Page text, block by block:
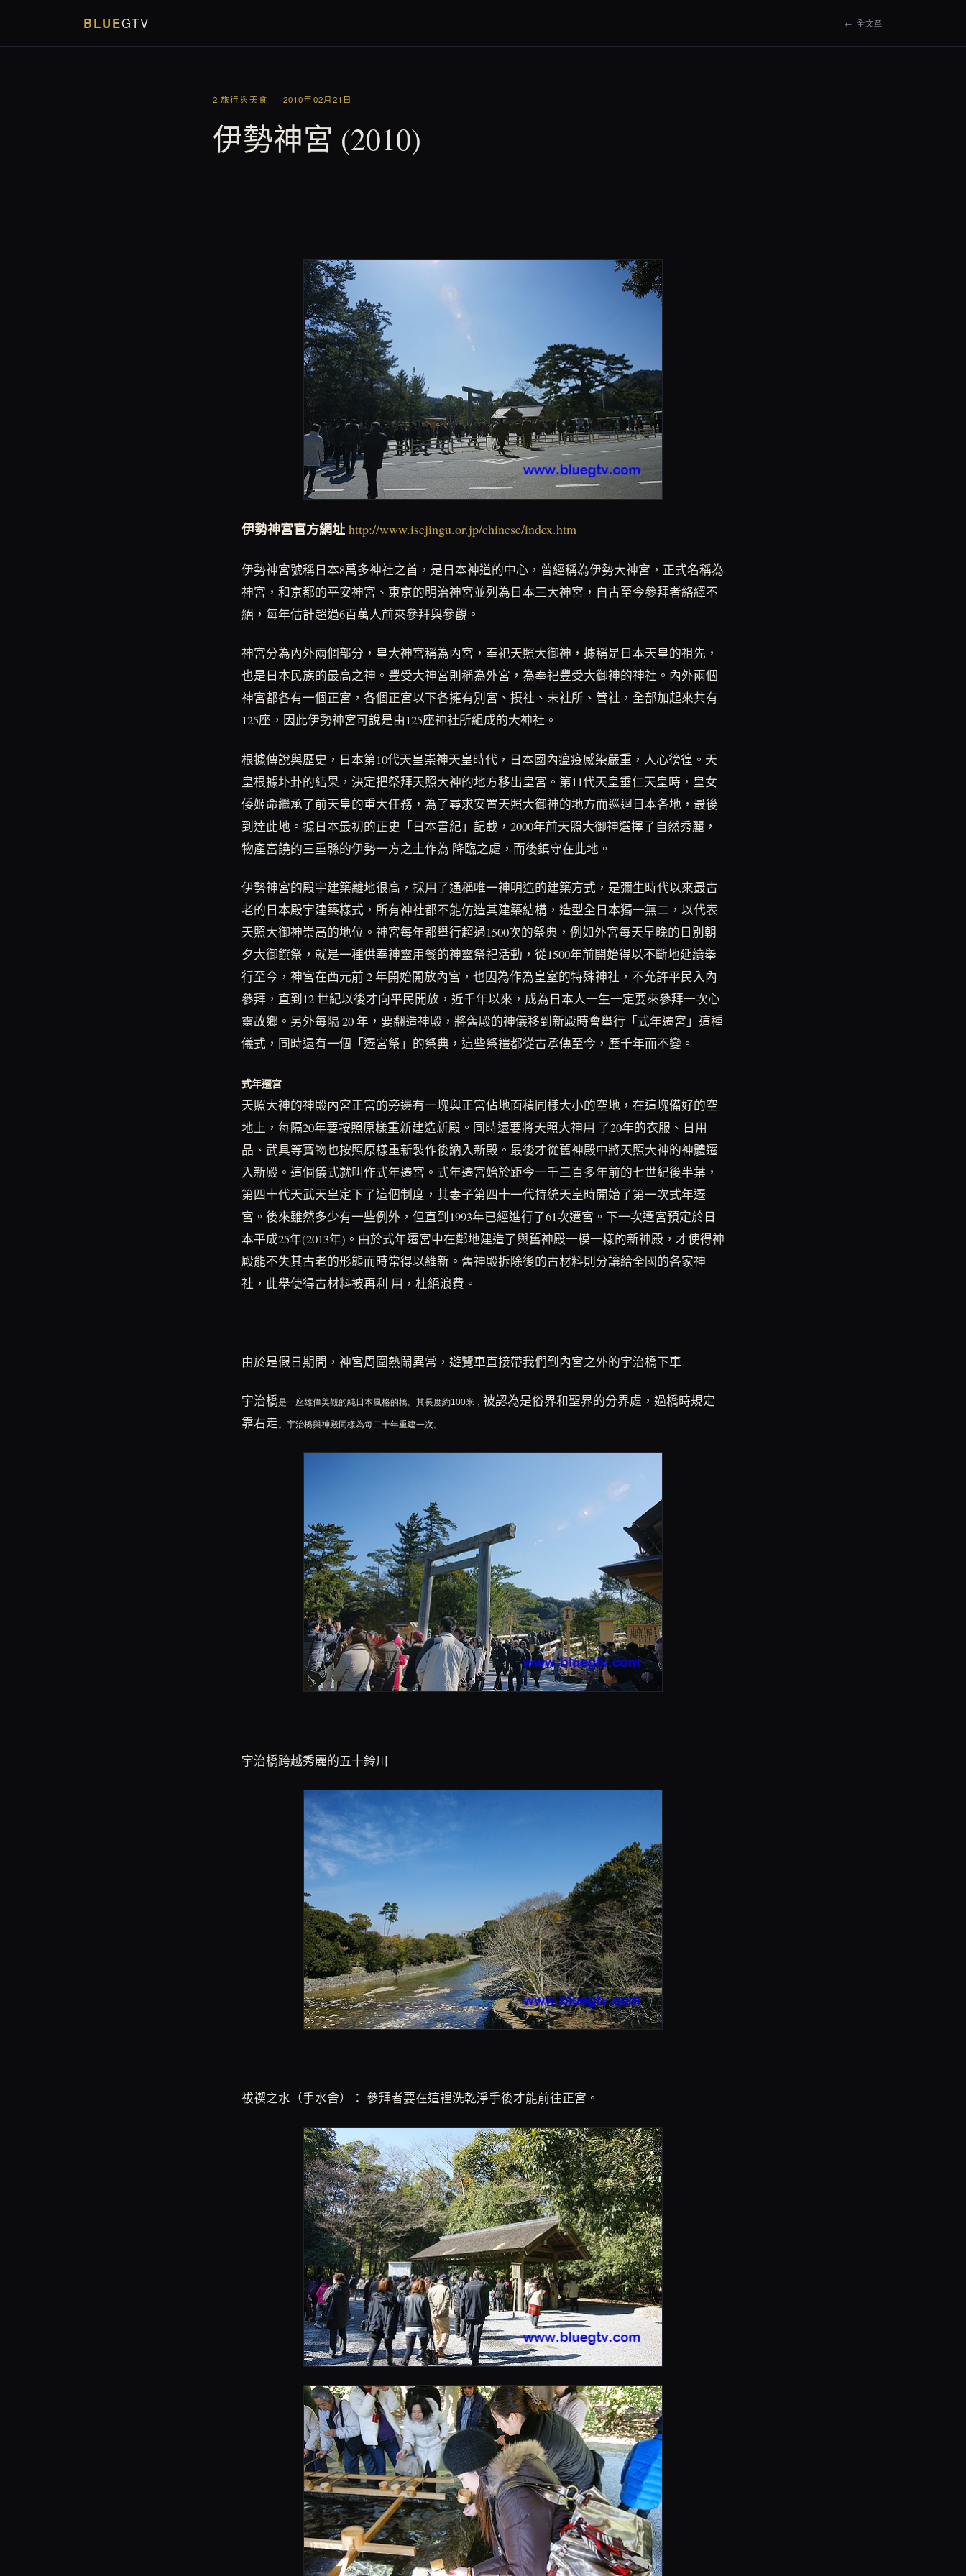
BLUEGTV ← 全文章
2 旅行與美食 · 2010年02月21日
伊勢神宮 (2010)
伊勢神宮官方網址 http://www.isejingu.or.jp/chinese/index.htm
伊勢神宮號稱日本8萬多神社之首，是日本神道的中心，曾經稱為伊勢大神宮，正式名稱為
神宮，和京都的平安神宮、東京的明治神宮並列為日本三大神宮，自古至今參拜者絡繹不
絕，每年估計超過6百萬人前來參拜與參觀。
神宮分為內外兩個部分，皇大神宮稱為內宮，奉祀天照大御神，據稱是日本天皇的祖先，
也是日本民族的最高之神。豐受大神宮則稱為外宮，為奉祀豐受大御神的神社。內外兩個
神宮都各有一個正宮，各個正宮以下各擁有別宮、摂社、末社所、管社，全部加起來共有
125座，因此伊勢神宮可說是由125座神社所組成的大神社。
根據傳說與歷史，日本第10代天皇崇神天皇時代，日本國內瘟疫感染嚴重，人心徬徨。天
皇根據圤卦的結果，決定把祭拜天照大神的地方移出皇宮。第11代天皇垂仁天皇時，皇女
倭姬命繼承了前天皇的重大任務，為了尋求安置天照大御神的地方而巡迴日本各地，最後
到達此地。據日本最初的正史「日本書紀」記載，2000年前天照大御神選擇了自然秀麗，
物產富饒的三重縣的伊勢一方之土作為 降臨之處，而後鎮守在此地。
伊勢神宮的殿宇建築離地很高，採用了通稱唯一神明造的建築方式，是彌生時代以來最古
老的日本殿宇建築樣式，所有神社都不能仿造其建築結構，造型全日本獨一無二，以代表
天照大御神崇高的地位。神宮每年都舉行超過1500次的祭典，例如外宮每天早晚的日別朝
夕大御饌祭，就是一種供奉神靈用餐的神靈祭祀活動，從1500年前開始得以不斷地延續舉
行至今，神宮在西元前 2 年開始開放內宮，也因為作為皇室的特殊神社，不允許平民入內
參拜，直到12 世紀以後才向平民開放，近千年以來，成為日本人一生一定要來參拜一次心
靈故鄉。另外每隔 20 年，要翻造神殿，將舊殿的神儀移到新殿時會舉行「式年遷宮」這種
儀式，同時還有一個「遷宮祭」的祭典，這些祭禮都從古承傳至今，歷千年而不變。
式年遷宮
天照大神的神殿內宮正宮的旁邊有一塊與正宮佔地面積同樣大小的空地，在這塊備好的空
地上，每隔20年要按照原樣重新建造新殿。同時還要將天照大神用 了20年的衣服、日用
品、武具等寶物也按照原樣重新製作後納入新殿。最後才從舊神殿中將天照大神的神體遷
入新殿。這個儀式就叫作式年遷宮。式年遷宮始於距今一千三百多年前的七世紀後半葉，
第四十代天武天皇定下了這個制度，其妻子第四十一代持統天皇時開始了第一次式年遷
宮。後來雖然多少有一些例外，但直到1993年已經進行了61次遷宮。下一次遷宮預定於日
本平成25年(2013年)。由於式年遷宮中在鄰地建造了與舊神殿一模一樣的新神殿，才使得神
殿能不失其古老的形態而時常得以維新。舊神殿拆除後的古材料則分讓給全國的各家神
社，此舉使得古材料被再利 用，杜絕浪費。
由於是假日期間，神宮周圍熱鬧異常，遊覽車直接帶我們到內宮之外的宇治橋下車
宇治橋是一座雄偉美觀的純日本風格的橋。其長度約100米， 被認為是俗界和聖界的分界處，過橋時規定
靠右走。宇治橋與神殿同樣為每二十年重建一次。
宇治橋跨越秀麗的五十鈴川
祓禊之水（手水舍）： 參拜者要在這裡洗乾淨手後才能前往正宮。